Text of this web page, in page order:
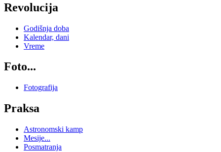
Revolucija
Godišnja doba
Kalendar, dani
Vreme
Foto...
Fotografija
Praksa
Astronomski kamp
Mesije...
Posmatranja